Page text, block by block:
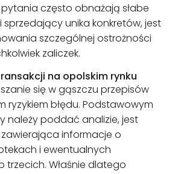
często obnażają słabe
sprzedający unika konkretów, jest
szczególnej ostrożności
zaliczek.
na opolskim rynku
się w gąszczu przepisów
ryzykiem błędu. Podstawowym
należy poddać analizie, jest
zawierająca informacje o
i ewentualnych
trzecich. Właśnie dlatego